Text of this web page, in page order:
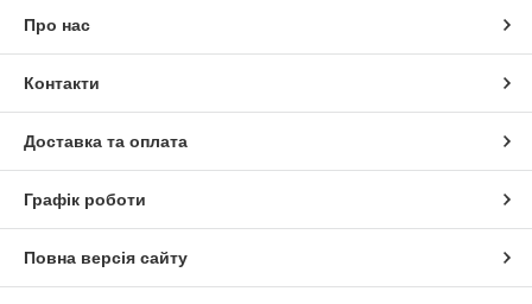
Про нас
Контакти
Доставка та оплата
Графік роботи
Повна версія сайту